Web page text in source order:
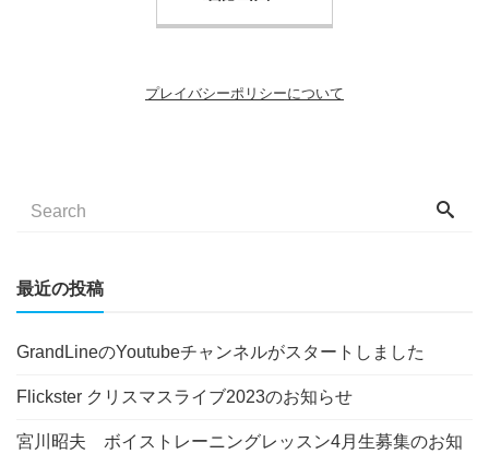
プレイバシーポリシーについて
最近の投稿
GrandLineのYoutubeチャンネルがスタートしました
Flickster クリスマスライブ2023のお知らせ
宮川昭夫 ボイストレーニングレッスン4月生募集のお知